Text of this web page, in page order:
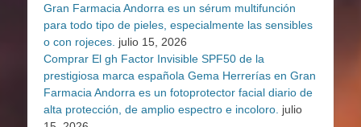
Gran Farmacia Andorra es un sérum multifunción
para todo tipo de pieles, especialmente las sensibles
o con rojeces. julio 15, 2026
Comprar El gh Factor Invisible SPF50 de la
prestigiosa marca española Gema Herrerías en Gran
Farmacia Andorra es un fotoprotector facial diario de
alta protección, de amplio espectro e incoloro. julio